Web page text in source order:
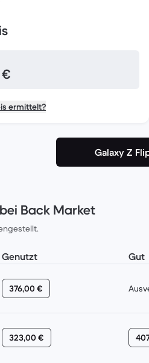
€
ermittelt?
Galaxy Z
Back Market
Genutzt Gut
376,00 €
323,00 €